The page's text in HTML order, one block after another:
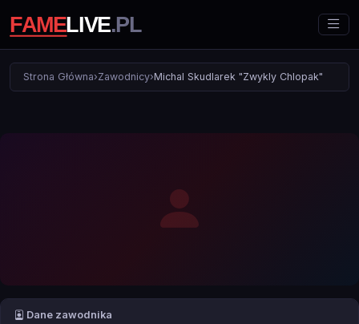
Strona Główna›Zawodnicy›Michal Skudlarek "Zwykly Chlopak"
Dane zawodnika